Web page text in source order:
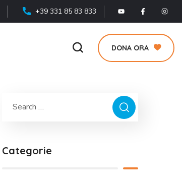
+39 331 85 83 833
DONA ORA
Categorie